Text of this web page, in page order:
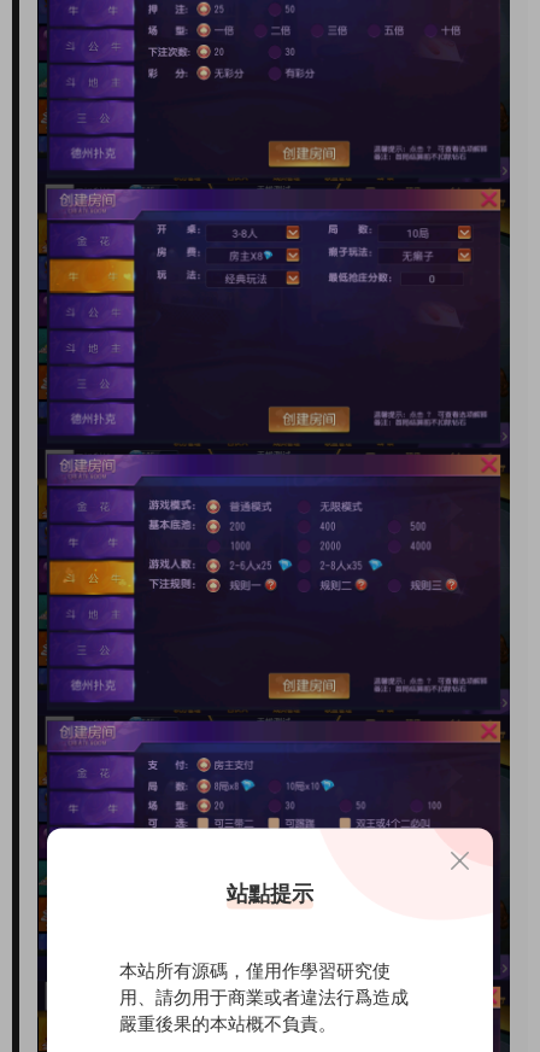
站點提示
本站所有源碼，僅用作學習研究使
用、請勿用于商業或者違法行爲造成
嚴重後果的本站概不負責。